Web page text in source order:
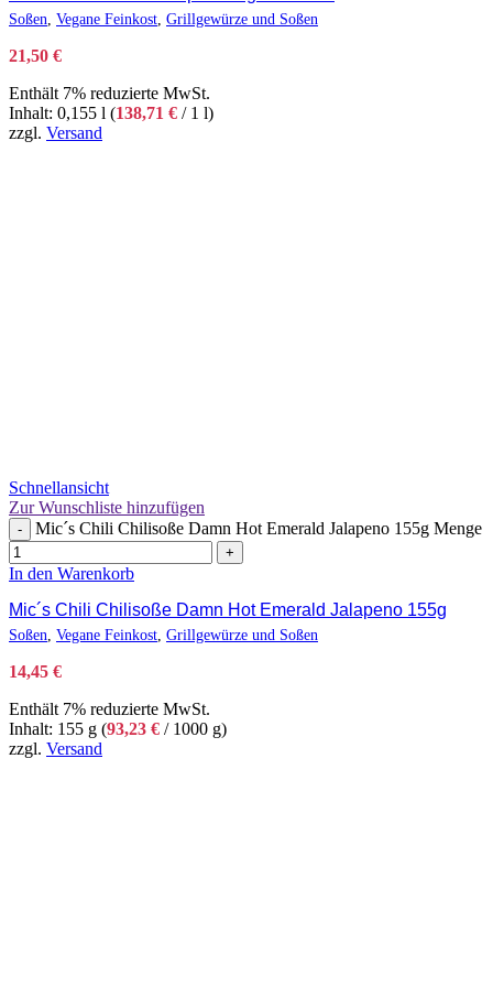
Soßen Vegane Feinkost Grillgewürze und Soßen
21,50 €
Enthält 7% reduzierte MwSt.
Inhalt: 0,155 l (138,71 € / 1 l)
zzgl. Versand
Schnellansicht
Zur Wunschliste hinzufügen
- Mic´s Chili Chilisoße Damn Hot Emerald Jalapeno 155g Menge
+
In den Warenkorb
Mic´s Chili Chilisoße Damn Hot Emerald Jalapeno 155g
Soßen Vegane Feinkost Grillgewürze und Soßen
14,45 €
Enthält 7% reduzierte MwSt.
Inhalt: 155 g (93,23 € / 1000 g)
zzgl. Versand